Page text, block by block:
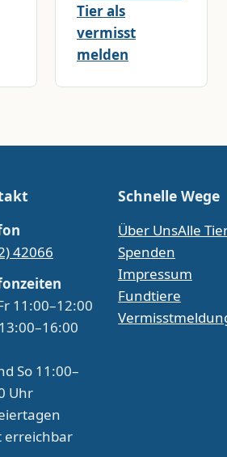
Tier als
vermisst
melden
42066
11:00–12:00
So 11:00–
Uhr
erreichbar
Schnelle Wege
Über UnsAlle
Spenden
Impressum
Fundtiere